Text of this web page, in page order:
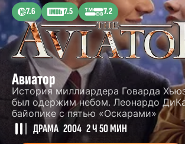
7.6 7.5 7.2
Авиатор
История миллиардера Говарда
был одержим небом. Леонардо
байопике с пятью «Оскарами»
ДРАМА 2004 2 Ч 50 МИН